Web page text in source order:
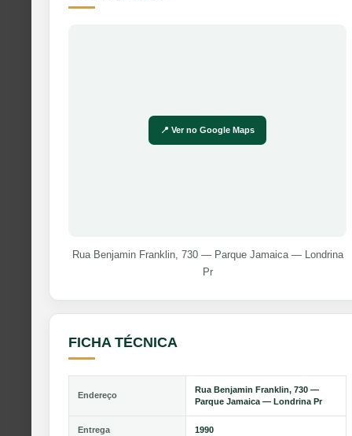
📍 Ver no Google Maps
Rua Benjamin Franklin, 730 — Parque Jamaica — Londrina
Pr
FICHA TÉCNICA
Endereço
Rua Benjamin Franklin, 730 —
Parque Jamaica — Londrina Pr
Entrega 1990